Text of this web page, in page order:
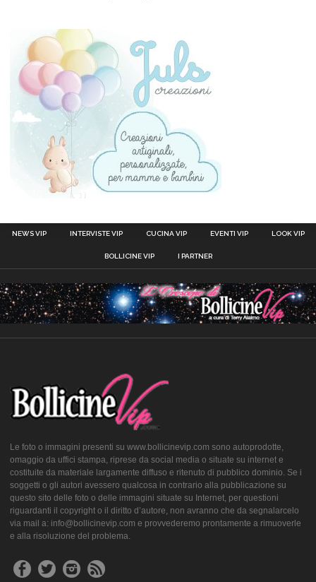
NEWS VIP INTERVISTE VIP CUCINA VIP EVENTI VIP LOOK VIP
BOLLICINE VIP I PARTNER
Le foto o immagini presenti su www.bollicinevip.com sono autoprodotte,
omaggio da uffici stampa, riprese da social media o situate su internet e
costituite da materiale largamente diffuso e ritenuto di pubblico dominio. Se i
soggetti o gli autori avessero qualcosa in contrario alla pubblicazione su
questo sito delle foto o delle immagini situate su Internet, per questioni
riguardanti il copyright o il diritto d’autore, non avranno che da segnalarcelo
via mail a: info@bollicinevip.com e provvederemo prontamente a rimuoverle
e alla risoluzione del problema.